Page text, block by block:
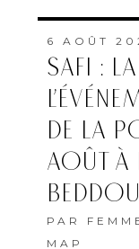
6 AOÛT
SAFI :
DE LA
AOÛT À
PAR
MAP